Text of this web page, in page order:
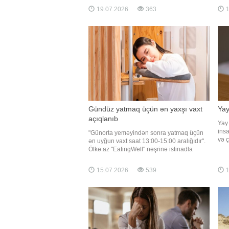
edib. Amir Xan bu vəziyyəti yaradan
səbəbləri açıqlayıb. Mütəxəssisin sözlərinə
perimenopauza
19.07.2026 363
Gündüz yatmaq üçün ən yaxşı vaxt
açıqlanıb
"Günorta yeməyindən sonra yatmaq üçün
ən uyğun vaxt saat 13:00-15:00 aralığıdır".
Ölkə.az "EatingWell" nəşrinə istinadla
nutrisioloq Daniyel Smayli danışıb. Onun
sözlərinə görə, bu saatlarda orqanizmdə
15.07.2026 539
və